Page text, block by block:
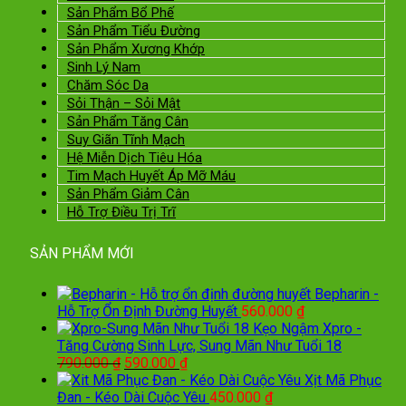
Sản Phẩm Bổ Phế
Sản Phẩm Tiểu Đường
Sản Phẩm Xương Khớp
Sinh Lý Nam
Chăm Sóc Da
Sỏi Thận – Sỏi Mật
Sản Phẩm Tăng Cân
Suy Giãn Tĩnh Mạch
Hệ Miễn Dịch Tiêu Hóa
Tim Mạch Huyết Áp Mỡ Máu
Sản Phẩm Giảm Cân
Hỗ Trợ Điều Trị Trĩ
SẢN PHẨM MỚI
Bepharin -
Hỗ Trợ Ổn Định Đường Huyết 560.000 ₫
Kẹo Ngậm Xpro -
Tăng Cường Sinh Lực, Sung Mãn Như Tuổi 18
790.000₫ Giá
gốc
là:
590.000 ₫Giá
hiện
tại
Xịt Mã Phục
Đan - Kéo Dài Cuộc Yêu 450.000 ₫